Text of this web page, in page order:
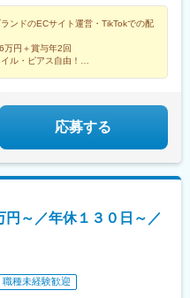
ンドのECサイト運営・TikTokでの配
円＋賞与年2回
ル・ピアス自由！
応募する
円～／年休１３０日～／
職種未経験歓迎